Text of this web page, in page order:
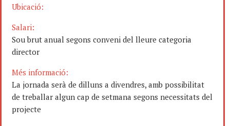
Ubicació:
Salari:
Sou brut anual segons conveni del lleure categoria
director
Més informació:
La jornada serà de dilluns a divendres, amb possibilitat
de treballar algun cap de setmana segons necessitats del
projecte